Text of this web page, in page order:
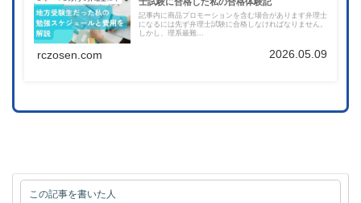
士試験に合格した私の合格体験記
記事内に商品プロモーションを含む場合があります弁理士
になるには先ず弁理士試験に合格しなければなりません。
しかし、理系最難...
rczosen.com 2026.05.09
この記事を書いた人